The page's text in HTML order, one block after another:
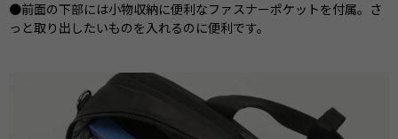
●前面の下部には小物収納に便利なファスナーポケットを付属。さ
っと取り出したいものを入れるのに便利です。